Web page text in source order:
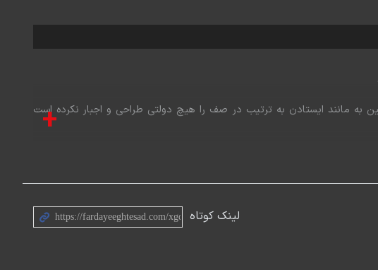
به مانند ایستادن به ترتیب در صف را هیچ دولتی طراحی و اجبار نکرده است
+
لینک کوتاه